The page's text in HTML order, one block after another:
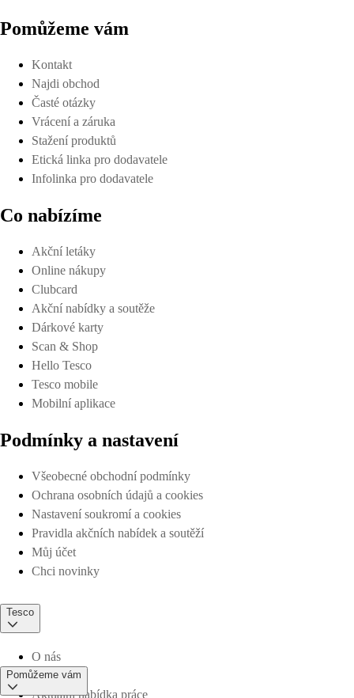
Pomůžeme vám
Kontakt
Najdi obchod
Časté otázky
Vrácení a záruka
Stažení produktů
Etická linka pro dodavatele
Infolinka pro dodavatele
Co nabízíme
Akční letáky
Online nákupy
Clubcard
Akční nabídky a soutěže
Dárkové karty
Scan & Shop
Hello Tesco
Tesco mobile
Mobilní aplikace
Podmínky a nastavení
Všeobecné obchodní podmínky
Ochrana osobních údajů a cookies
Nastavení soukromí a cookies
Pravidla akčních nabídek a soutěží
Můj účet
Chci novinky
Tesco
O nás
Aktuální nabídka práce
Pomůžeme vám